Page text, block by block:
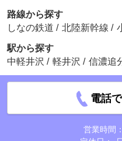
路線から探す
しなの鉄道 / 北陸新幹線 /
駅から探す
中軽井沢 / 軽井沢 / 信濃追
電話
営業時間：